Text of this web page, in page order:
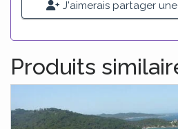
J'aimerais partager
Produits